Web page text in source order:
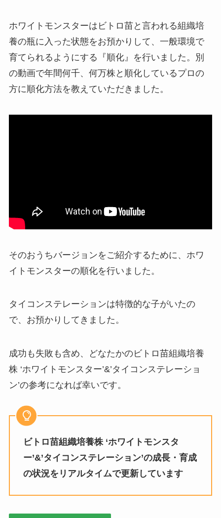
ホワイトモンスターはビトロ苗と言われる組織培
養の瓶に入った状態をお預かりして、一般環境で
育てられるようにする『順化』を行いました。別
の動画で年間何千、何万株と順化しているプロの
方に順化方法を教えていただきました。
そのおうちバージョンをご紹介するために、ホワ
イトモンスターの順化を行いました。
タイコンステレーションは特徴的な子がいたの
で、お預かりしてきました。
成功も失敗も含め、どなたかのビトロ苗組織培養
株 ‘ホワイトモンスター’&’タイコンステレーショ
ン’の参考になれば幸いです。
ビトロ苗組織培養株 ‘ホワイトモンスタ
ー’&’タイコンステレーション’の成長・育成
の状況をリアルタイムで更新しています